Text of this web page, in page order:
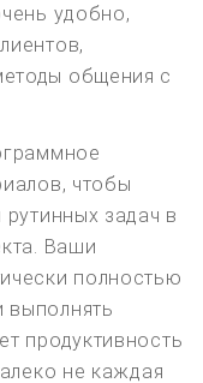
удобно,
общения с
чтобы
задач в
Ваши
полностью
продуктивность
не каждая